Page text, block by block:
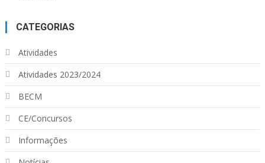
CATEGORIAS
Atividades
Atividades 2023/2024
BECM
CE/Concursos
Informações